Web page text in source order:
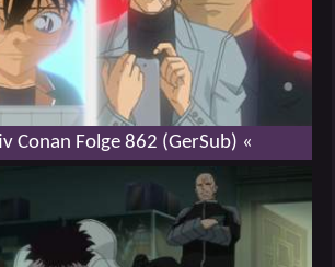
Conan Folge 862 (GerSub) «